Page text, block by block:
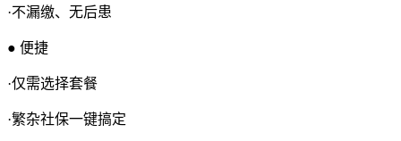
·不漏缴、无后患
● 便捷
·仅需选择套餐
·繁杂社保一键搞定